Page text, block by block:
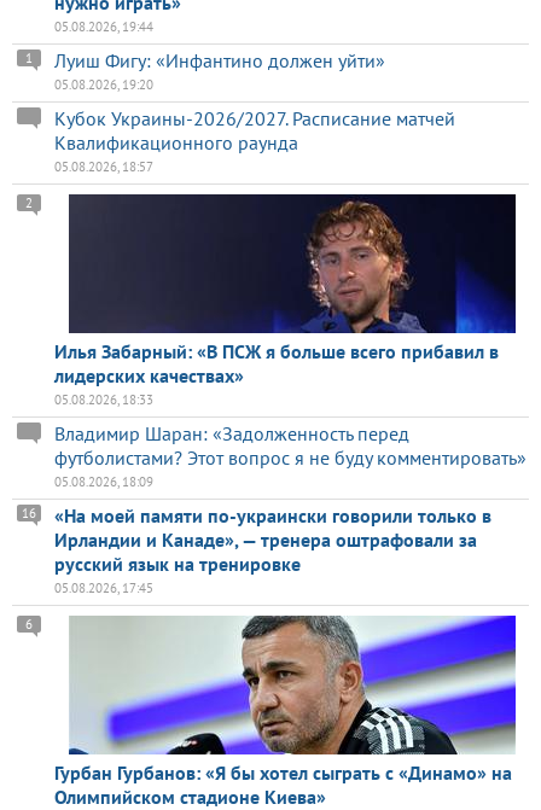
05.08.2026, 19:44
Луиш Фигу: «Инфантино должен уйти»
1
05.08.2026, 19:20
Кубок Украины-2026/2027. Расписание матчей
Квалификационного раунда
05.08.2026, 18:57
Илья Забарный: «В ПСЖ я больше всего прибавил в
лидерских качествах»
2
05.08.2026, 18:33
Владимир Шаран: «Задолженность перед
футболистами? Этот вопрос я не буду комментировать»
05.08.2026, 18:09
«На моей памяти по-украински говорили только в
Ирландии и Канаде», — тренера оштрафовали за
русский язык на тренировке
16
05.08.2026, 17:45
Гурбан Гурбанов: «Я бы хотел сыграть с «Динамо» на
Олимпийском стадионе Киева»
6